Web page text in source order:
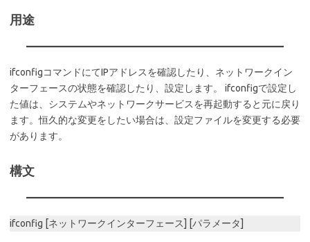
用途
ifconfigコマンドにてIPアドレスを確認したり、ネットワークイン
ターフェースの状態を確認したり、設定します。 ifconfigで設定し
た値は、システムやネットワークサービスを再起動すると元に戻り
ます。恒久的な変更をしたい場合は、設定ファイルを変更する必要
があります。
構文
ifconfig [ネットワークインターフェース] [パラメータ]